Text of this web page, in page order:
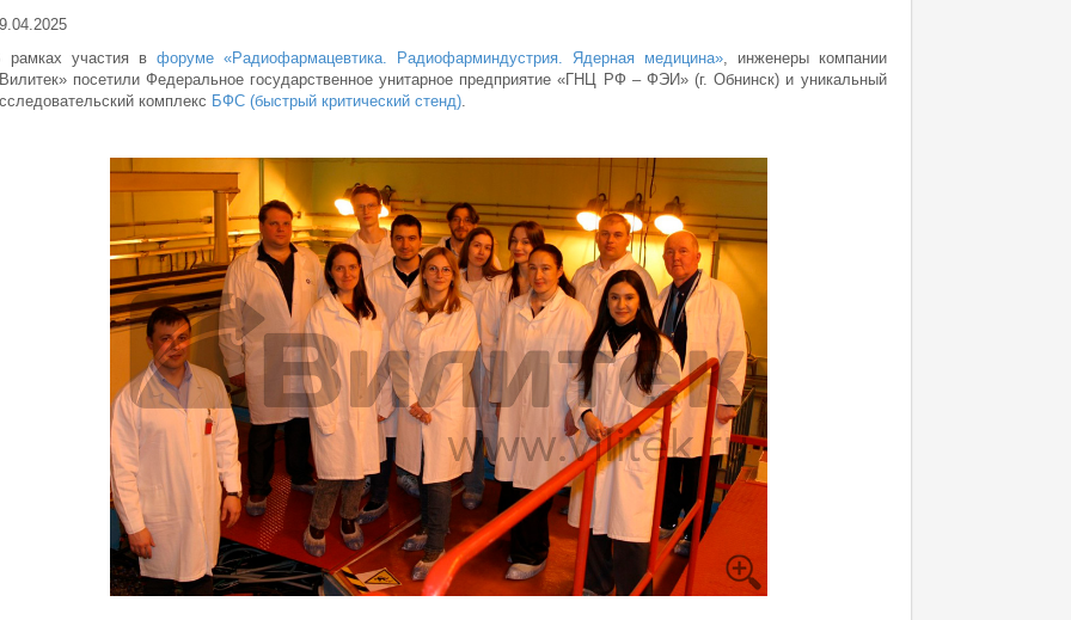
рамках участия в форуме «Радиофармацевтика. Радиофарминдустрия. Ядерная медицина», инженеры компании
посетили Федеральное государственное унитарное предприятие «ГНЦ РФ – ФЭИ» (г. Обнинск) и уникальный
комплекс БФС (быстрый критический стенд).